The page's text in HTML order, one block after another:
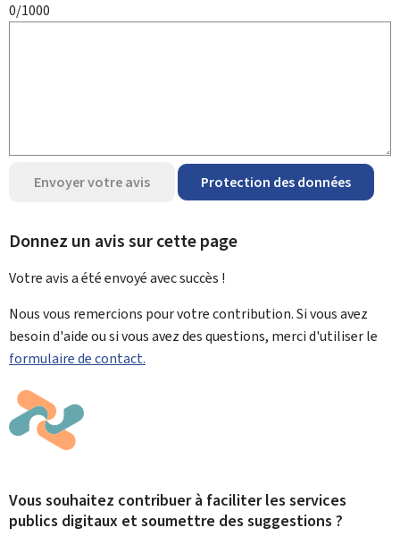
0/1000
Envoyer votre avis Protection des données
Donnez un avis sur cette page
Votre avis a été envoyé avecsuccès !
Nous vous remercions pour votre contribution. Si vous avez
besoin d'aide ou si vous avez des questions, merci d'utiliser le
formulaire de contact.
Vous souhaitez contribuer à faciliter les services
publics digitaux et soumettre des suggestions ?